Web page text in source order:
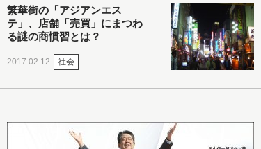
繁華街の「アジアンエス
テ」、店舗「売買」にまつわ
る謎の商慣習とは？
2017.02.12 社会